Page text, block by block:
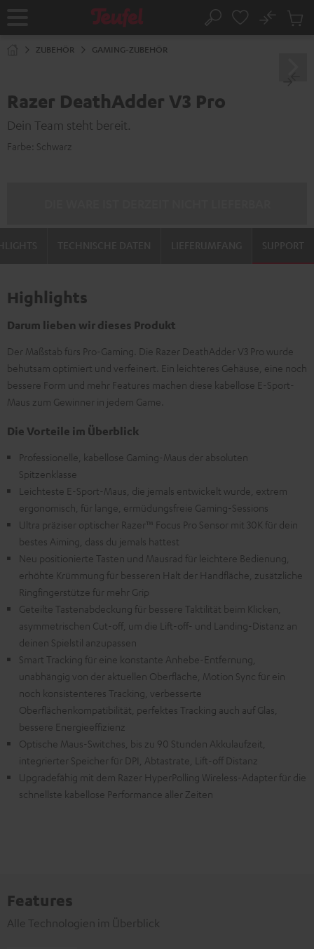
Startseite Suche
No
ZUBEHÖR GAMING-ZUBEHÖR
Razer DeathAdder V3 Pro
Dein Team steht bereit.
Farbe: Schwarz
SUPPORT
Highlights
Darum lieben wir dieses Produkt
Der Maßstab fürs Pro-Gaming. Die Razer DeathAdder V3 Pro wurde
behutsam optimiert und verfeinert. Ein leichteres Gehäuse, eine noch
bessere Form und mehr Features machen diese kabellose E-Sport-
Maus zum Gewinner in jedem Game.
Die Vorteile im Überblick
Professionelle, kabellose Gaming-Maus der absoluten
Spitzenklasse
Leichteste E-Sport-Maus, die jemals entwickelt wurde, extrem
ergonomisch, für lange, ermüdungsfreie Gaming-Sessions
Ultra präziser optischer Razer™ Focus Pro Sensor mit 30K für dein
bestes Aiming, dass du jemals hattest
Neu positionierte Tasten und Mausrad für leichtere Bedienung,
erhöhte Krümmung für besseren Halt der Handfläche, zusätzliche
Ringfingerstütze für mehr Grip
Geteilte Tastenabdeckung für bessere Taktilität beim Klicken,
asymmetrischen Cut-off, um die Lift-off- und Landing-Distanz an
deinen Spielstil anzupassen
Smart Tracking für eine konstante Anhebe-Entfernung,
unabhängig von der aktuellen Oberfläche, Motion Sync für ein
noch konsistenteres Tracking, verbesserte
Oberflächenkompatibilität, perfektes Tracking auch auf Glas,
bessere Energieeffizienz
Optische Maus-Switches, bis zu 90 Stunden Akkulaufzeit,
integrierter Speicher für DPI, Abtastrate, Lift-off Distanz
Upgradefähig mit dem Razer HyperPolling Wireless-Adapter für die
schnellste kabellose Performance aller Zeiten
Features
Alle Technologien im Überblick